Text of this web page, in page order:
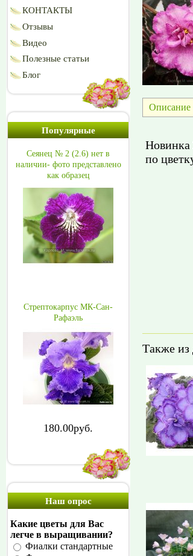
КОНТАКТЫ
Отзывы
Видео
Полезные статьи
Блог
Популярные
Сеянец № 2 (2.6) нет в
наличии- фото представлено
как образец
Стрептокарпус МК-Сан-
Рафаэль
180.00руб.
Наш опрос
Какие цветы для Вас
легче в выращивании?
Фиалки стандартные
Описание
Новинка
по
Также из